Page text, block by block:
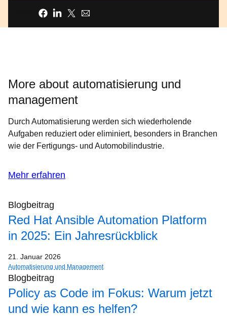
More about automatisierung und
management
Durch Automatisierung werden sich wiederholende
Aufgaben reduziert oder eliminiert, besonders in Branchen
wie der Fertigungs- und Automobilindustrie.
Mehr erfahren
Blogbeitrag
Red Hat Ansible Automation Platform
in 2025: Ein Jahresrückblick
21. Januar 2026
Automatisierung und Management
Blogbeitrag
Policy as Code im Fokus: Warum jetzt
und wie kann es helfen?